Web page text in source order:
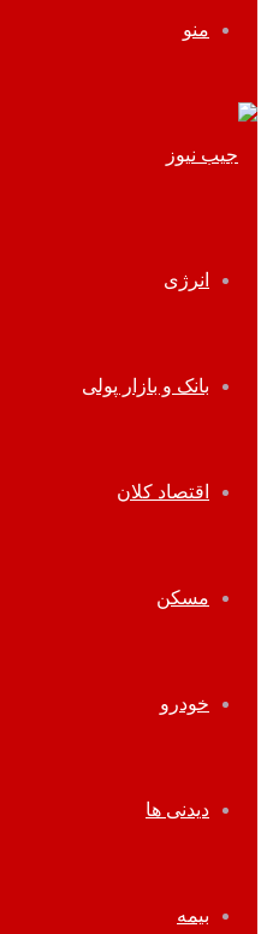
منو
انرژی
بانک و بازار پولی
اقتصاد کلان
مسکن
خودرو
دیدنی ها
بیمه